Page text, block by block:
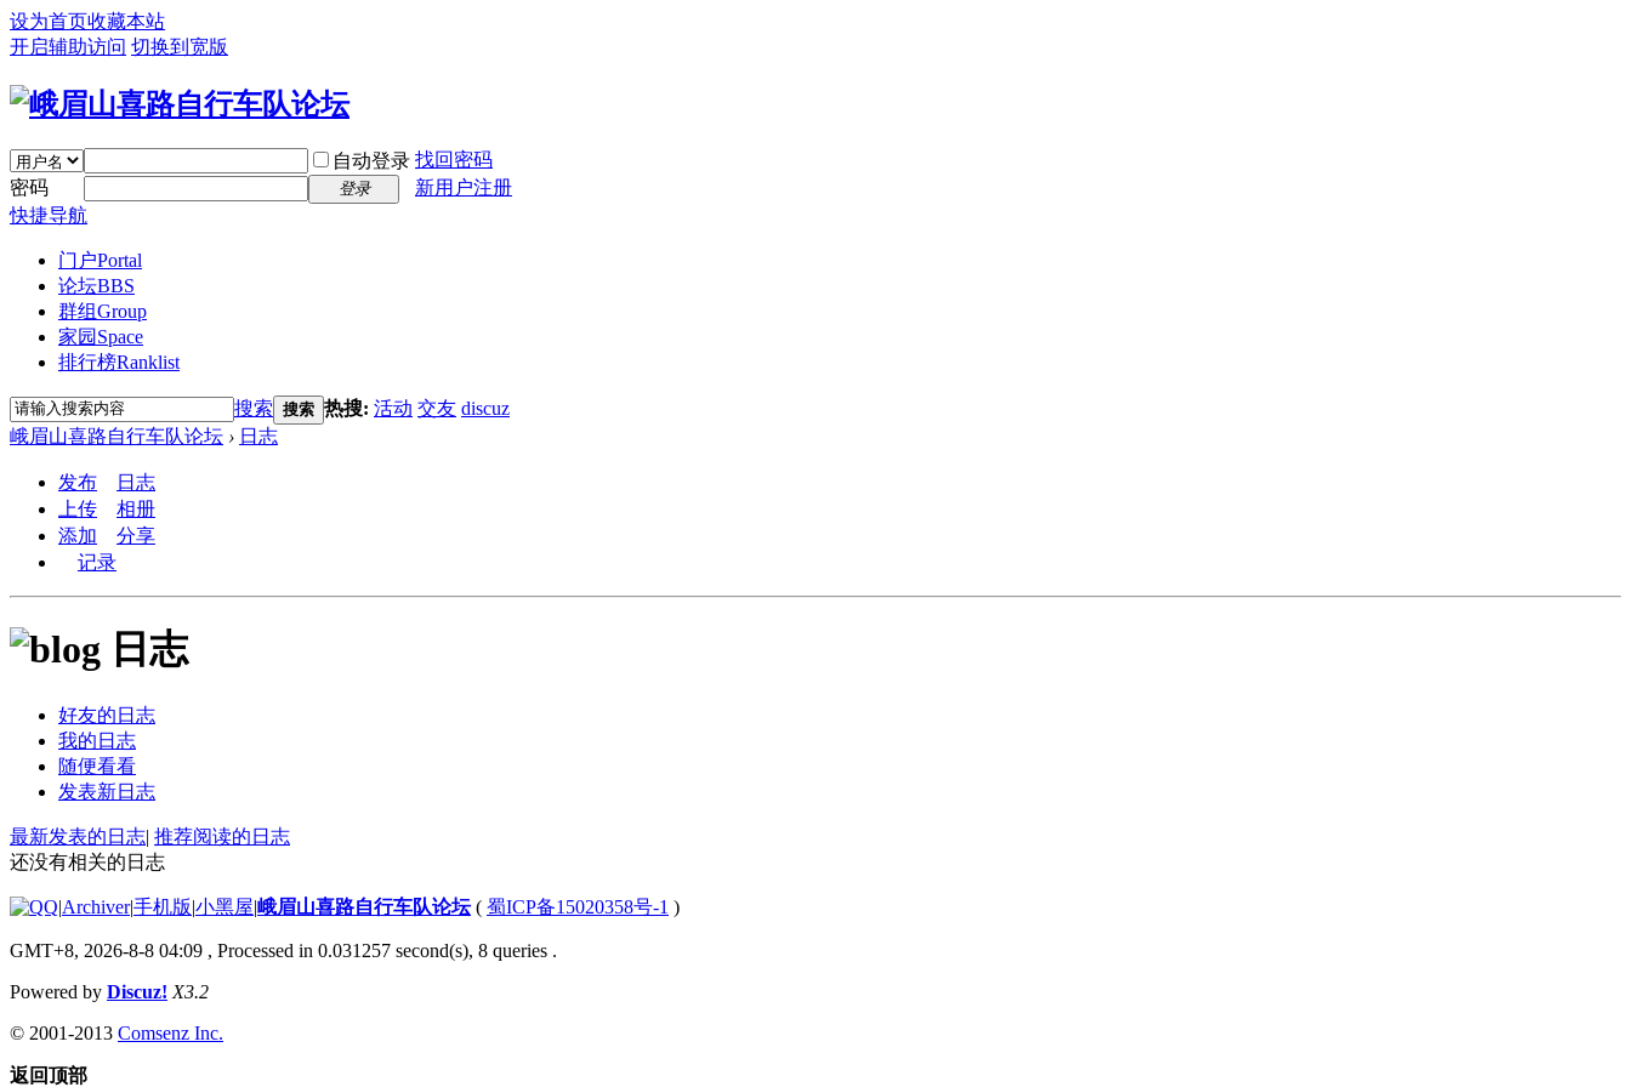
设为首页收藏本站
开启辅助访问 切换到宽版
自动登录 找回密码
密码
登录
新用户注册
快捷导航
门户Portal
论坛BBS
群组Group
家园 Space
排行榜Ranklist
搜索 搜索 热搜: 活动 交友 discuz
峨眉山喜路自行车队论坛 › 日志
发布
日志
上传
相册
添加
分享
记录
日志
好友的日志
我的日志
随便看看
发表新日志
最新发表的日志| 推荐阅读的日志
还没有相关的日志
|Archiver|手机版|小黑屋|峨眉山喜路自行车队论坛( 蜀ICP备15020358号-1 )
GMT+8, 2026-8-8 04:09 , Processed in 0.031257 second(s), 8 queries .
Powered by Discuz! X3.2
© 2001-2013 Comsenz Inc.
返回顶部